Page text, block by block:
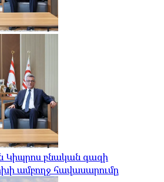
Կիպրոս բնական գազի
ամբողջ հավասարումը